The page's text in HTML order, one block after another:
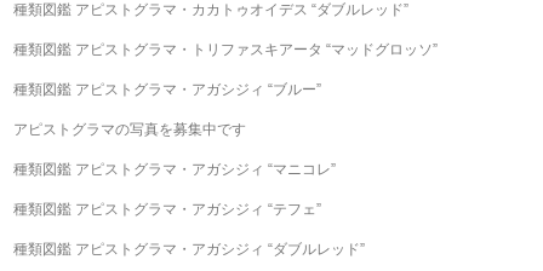
種類図鑑 アピストグラマ・カカトゥオイデス “ダブルレッド”
種類図鑑 アピストグラマ・トリファスキアータ “マッドグロッソ”
種類図鑑 アピストグラマ・アガシジィ “ブルー”
アピストグラマの写真を募集中です
種類図鑑 アピストグラマ・アガシジィ “マニコレ”
種類図鑑 アピストグラマ・アガシジィ “テフェ”
種類図鑑 アピストグラマ・アガシジィ “ダブルレッド”